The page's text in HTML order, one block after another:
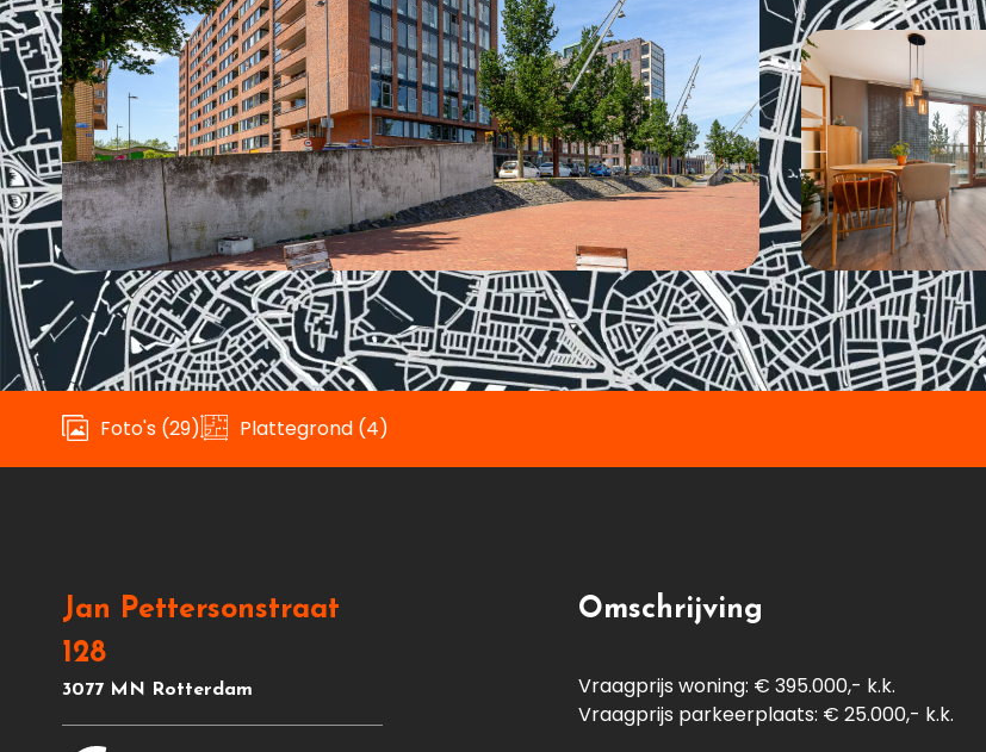
Foto's (29) Plattegrond (4)
Jan Pettersonstraat
128
3077 MN Rotterdam
Omschrijving
Vraagprijs woning: € 395.000,- k.k.
Vraagprijs parkeerplaats: € 25.000,- k.k.